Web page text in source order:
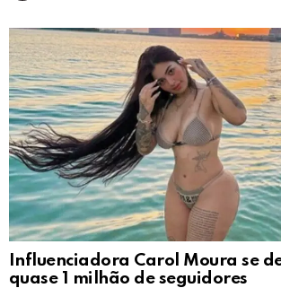
Influenciadora Carol Moura se
quase 1 milhão de seguidores